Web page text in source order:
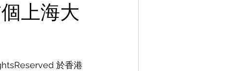
上海大
於香港